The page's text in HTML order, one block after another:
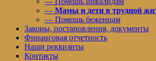
— Мамы и дети в трудной
— Помощь беженцам
Законы, постановления, документы
Финансовая отчетность
Наши реквизиты
Контакты